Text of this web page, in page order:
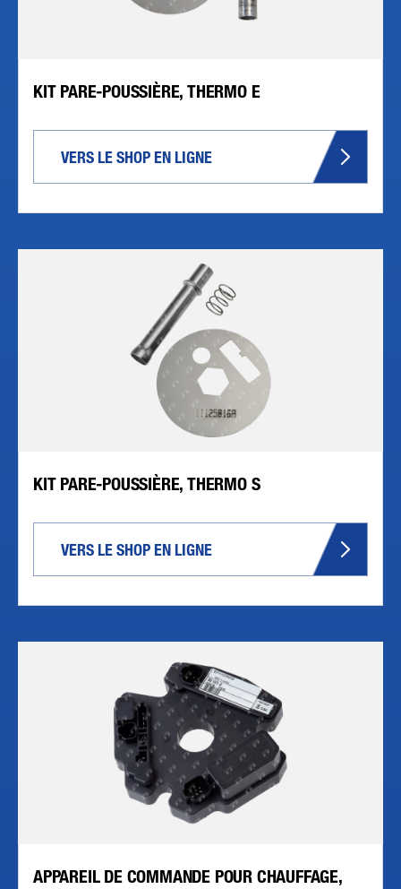
KIT PARE-POUSSIÈRE, THERMO E
VERS LE SHOP EN LIGNE
KIT PARE-POUSSIÈRE, THERMO S
VERS LE SHOP EN LIGNE
APPAREIL DE COMMANDE POUR CHAUFFAGE,